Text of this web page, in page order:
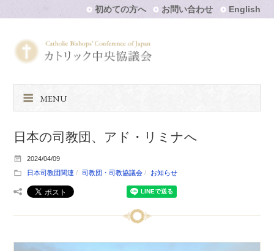
初めての方へ お問い合わせ English
MENU
日本の司教団、アド・リミナへ
2024/04/09
日本司教団関連
司教団・司教協議会 お知らせ